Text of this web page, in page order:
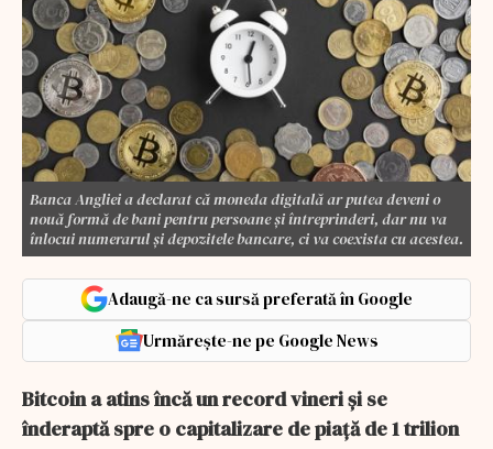
Banca Angliei a declarat că moneda digitală ar putea deveni o
nouă formă de bani pentru persoane și întreprinderi, dar nu va
înlocui numerarul și depozitele bancare, ci va coexista cu acestea.
Adaugă-ne ca sursă preferată în Google
Urmărește-ne pe Google News
Bitcoin a atins încă un record vineri și se
înderaptă spre o capitalizare de piață de 1 trilion